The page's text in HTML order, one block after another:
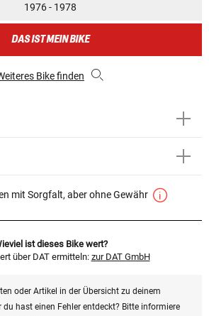
1976 - 1978
DAS IST MEIN BIKE
Bike finden
mit Sorgfalt, aber ohne Gewähr
ist dieses Bike wert?
über DAT ermitteln: zur DAT GmbH
oder Artikel in der Übersicht zu deinem
du hast einen Fehler entdeckt? Bitte informiere